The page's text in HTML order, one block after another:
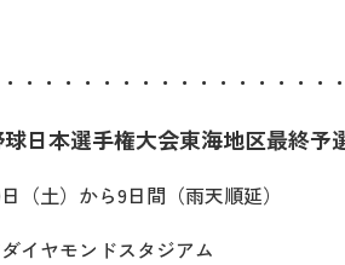
・・・・・・・・・・ ・・・・・・
日本選手権大会東海地区最終予
（土）から9日間（雨天順延）
イヤモンドスタジアム